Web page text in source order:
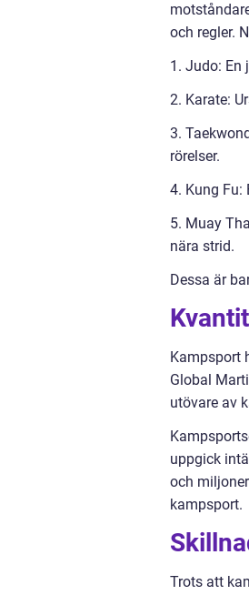
och regler.
1. Judo: En
2. Karate:
3.
rörelser.
4. Kung Fu:
5. Muay
nära strid.
Dessa är
Kampsport
Global
utövare av
uppgick
och
kampsport.
Trots att